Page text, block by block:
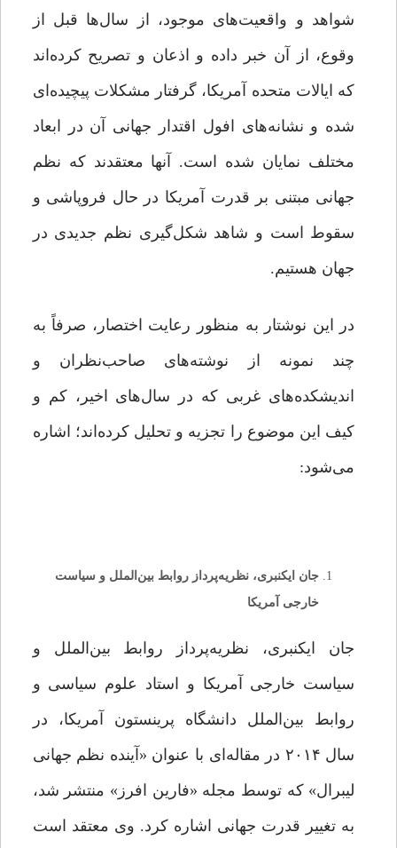
شواهد و واقعیت‌های موجود، از سال‌ها قبل از
وقوع، از آن خبر داده‌ و اذعان و تصریح کرده‌اند
که ایالات‌ متحده ‌آمریکا، گرفتار مشکلات پیچیده‌ای
شده و نشانه‌های افول اقتدار جهانی آن در ابعاد
مختلف نمایان شده است. آنها معتقدند که نظم
جهانی مبتنی بر قدرت آمریکا در حال فروپاشی و
سقوط است و شاهد شکل‌گیری نظم جدیدی در
جهان هستیم.
در این نوشتار به منظور رعایت اختصار، صرفاً به
چند نمونه از نوشته‌های صاحب‌نظران و
اندیشکده‌های غربی که در سال‌های اخیر، کم و
کیف این موضوع را تجزیه و تحلیل کرده‌اند؛ اشاره
می‌شود:
جان ایکنبری، نظریه‌پرداز روابط ‌بین‌الملل و سیاست
خارجی آمریکا
جان ایکنبری، نظریه‌پرداز روابط ‌بین‌الملل و
سیاست خارجی آمریکا و استاد علوم سیاسی و
روابط بین‌الملل دانشگاه پرینستون آمریکا، در
سال ۲۰۱۴ در مقاله‌ای با عنوان «آینده نظم جهانی
لیبرال» که توسط مجله «فارین افرز» منتشر شد،
به تغییر قدرت جهانی اشاره کرد. وی معتقد است